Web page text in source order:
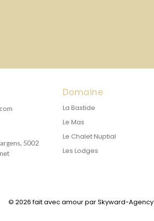
5002
Domaine
La Bastide
Le Mas
Le Chalet Nuptial
Les Lodges
© 2026 fait avec amour parSkyward-Agency